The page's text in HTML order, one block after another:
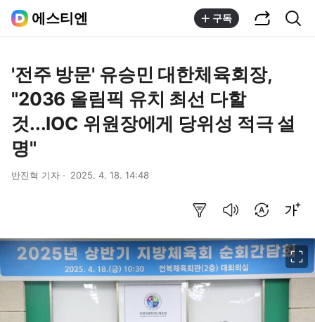
에스티엔 구독
'전주 방문' 유승민 대한체육회장,
"2036 올림픽 유치 최선 다할
것...IOC 위원장에게 당위성 적극 설
명"
반진혁 기자 2025. 4. 18. 14:48